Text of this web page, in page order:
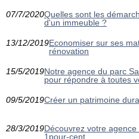
07/7/2020Quelles sont les
d'un immeuble ?
13/12/2019Economiser sur ses
rénovation
15/5/2019Notre agence du parc
pour répondre à toutes
09/5/2019Créer un patrimoine
28/3/2019Découvrez votre
1pour-cent